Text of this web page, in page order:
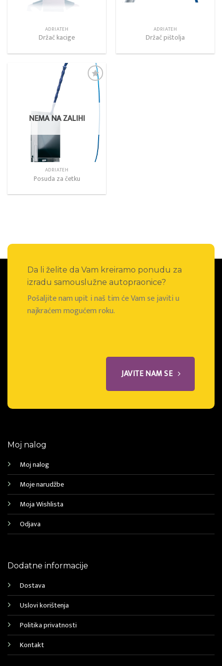
ADRIATEH
Držač kacige
ADRIATEH
Držač pištolja
Add to
wishlist
NEMA NA ZALIHI
ADRIATEH
Posuda za četku
Da li želite da Vam kreiramo ponudu za
izradu samouslužne autopraonice?
Pošaljite nam upit i naš tim će Vam se javiti u
najkraćem mogućem roku.
JAVITE NAM SE
Moj nalog
Moj nalog
Moje narudžbe
Moja Wishlista
Odjava
Dodatne informacije
Dostava
Uslovi korištenja
Politika privatnosti
Kontakt